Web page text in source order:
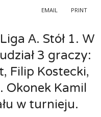
PRINT
EMAIL
А. Stół 1. W
3 graczy:
Filip Kostecki,
Okonek Kamil
w turnieju.